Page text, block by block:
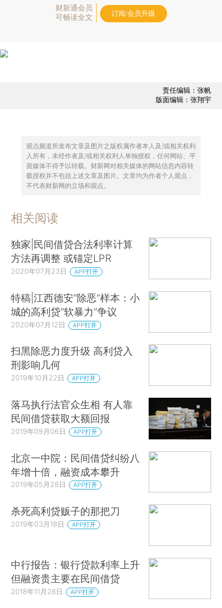
财新通会员
可畅读全文
订阅/会员升级
责任编辑：张帆
版面编辑：张翔宇
观点频道所发布文章及图片之版权属作者本人及/或相关权利
人所有，未经作者及/或相关权利人单独授权，任何网站、平
面媒体不得予以转载。财新网对相关媒体的网站信息内容转
载授权并不包括上述文章及图片。文章均为作者个人观点，
不代表财新网的立场和观点。
相关阅读
独家|民间借贷合法利率计算
方法再调整 或锚定LPR
2020年07月23日 APP打开
特稿|江西德安“除恶”样本：小
城的高利贷“软暴力”争议
2020年07月12日 APP打开
扫黑除恶力度升级 高利贷入
刑影响几何
2019年10月22日 APP打开
落马执行法官众生相 有人靠
民间借贷获取大额回报
2019年09月06日 APP打开
北京一中院：民间借贷纠纷八
年增十倍，融资成本攀升
2019年05月28日 APP打开
杀死高利贷贩子的那把刀
2019年03月18日 APP打开
中行报告：银行贷款利率上升
但融资贵主要在民间借贷
2018年11月28日 APP打开